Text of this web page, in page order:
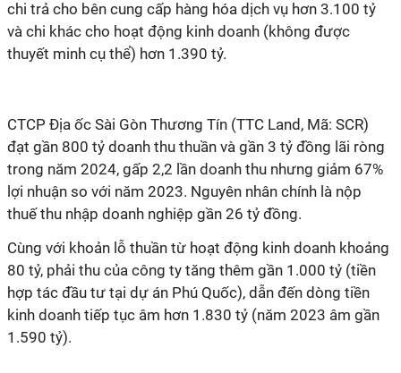
chi trả cho bên cung cấp hàng hóa dịch vụ hơn 3.100 tỷ
và chi khác cho hoạt động kinh doanh (không được
thuyết minh cụ thể) hơn 1.390 tỷ.
CTCP Địa ốc Sài Gòn Thương Tín (TTC Land, Mã: SCR)
đạt gần 800 tỷ doanh thu thuần và gần 3 tỷ đồng lãi ròng
trong năm 2024, gấp 2,2 lần doanh thu nhưng giảm 67%
lợi nhuận so với năm 2023. Nguyên nhân chính là nộp
thuế thu nhập doanh nghiệp gần 26 tỷ đồng.
Cùng với khoản lỗ thuần từ hoạt động kinh doanh khoảng
80 tỷ, phải thu của công ty tăng thêm gần 1.000 tỷ (tiền
hợp tác đầu tư tại dự án Phú Quốc), dẫn đến dòng tiền
kinh doanh tiếp tục âm hơn 1.830 tỷ (năm 2023 âm gần
1.590 tỷ).